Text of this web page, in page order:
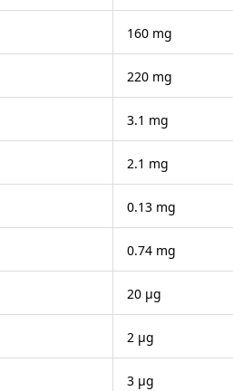
160 mg
220 mg
3.1 mg
2.1 mg
0.13 mg
0.74 mg
20 μg
2 μg
3 μg